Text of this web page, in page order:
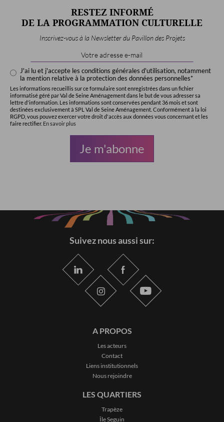
RESTEZ INFORMÉ
DE LA PROGRAMMATION CULTURELLE
Inscrivez-vous à la Newsletter du Pavillon des Projets
Address*
J'ai lu et j'accepte les conditions générales d'utilisation, notamment
la mention relative à la protection des données personnelles*
Les informations recueillis sur ce formulaire sont enregistrées dans un fichier
informatisé géré par Val de Seine Aménagement dans le but de vous adresser sa
lettre d'information. Les informations sont conservées pendant 36 mois et sont
destinées exclusivement à SPL Val de Seine Aménagement. Conformément à la loi
RGPD, vous pouvez exercer votre droit d'accès aux données vous concernant et les
faire rectifier. En savoir plus
Suivez nous aussi sur:
A PROPOS
Les acteurs
Contact
Liens institutionnels
Nous rejoindre
LES QUARTIERS
Trapèze
Île Seguin